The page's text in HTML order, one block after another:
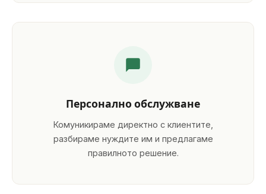
Персонално обслужване
Комуникираме директно с клиентите,
разбираме нуждите им и предлагаме
правилното решение.